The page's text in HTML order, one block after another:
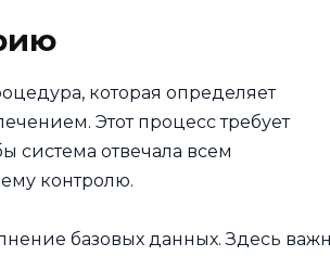
которая определяет
Этот процесс требует
система отвечала всем
контролю.
базовых данных. Здесь